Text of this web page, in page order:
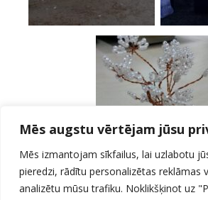
Mēs augstu vērtējam jūsu
Mēs izmantojam sīkfailus, lai uzlabotu
pieredzi, rādītu personalizētas reklāmas
analizētu mūsu trafiku. Noklikšķinot uz